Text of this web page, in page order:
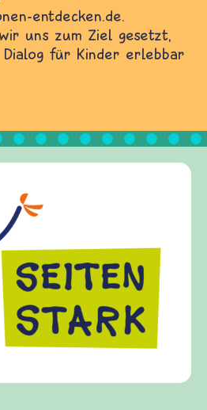
entdecken.de.
uns zum Ziel gesetzt,
für Kinder erlebbar
ist ein Internet-Angebot für
ErzieherInnen das zu
und Frieden, Streit und
einen Austausch zu
ermöglicht. frieden-
auf wichtige
und Gewalt.